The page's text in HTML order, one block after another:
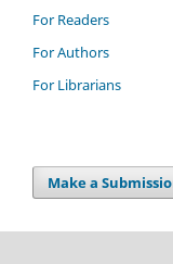
For Readers
For Authors
For Librarians
Make a